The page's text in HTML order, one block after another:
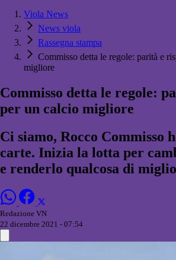
Viola News
News viola
Rassegna stampa
Commisso detta le regole: parità e
migliore
Commisso detta le regole:
per un calcio migliore
Ci siamo, Rocco Commisso
carte. Inizia la lotta per
e renderlo qualcosa di
Redazione VN
22 dicembre 2021 - 07:54